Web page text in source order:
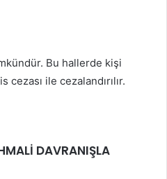
Bu hallerde kişi
cezası ile cezalandırılır.
DAVRANIŞLA